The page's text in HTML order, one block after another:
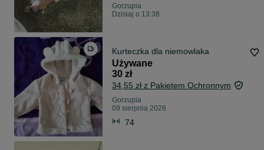
Gorzupia
Dzisiaj o 13:38
Kurteczka dla niemowlaka
Używane
30 zł
34,55 zł z Pakietem Ochronnym
Gorzupia
09 sierpnia 2026
74